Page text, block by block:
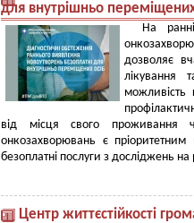
для внутрішньо
На
дозволяє
лікування
можливість
від місця свого проживання
онкозахворювань є
безоплатні послуги з досліджень
Центр життєстійкості